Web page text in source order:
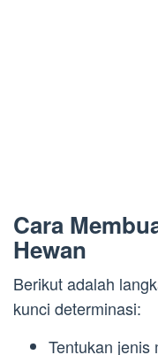
Cara
Hewan
Berikut adalah
kunci determinasi:
Tentukan jenis